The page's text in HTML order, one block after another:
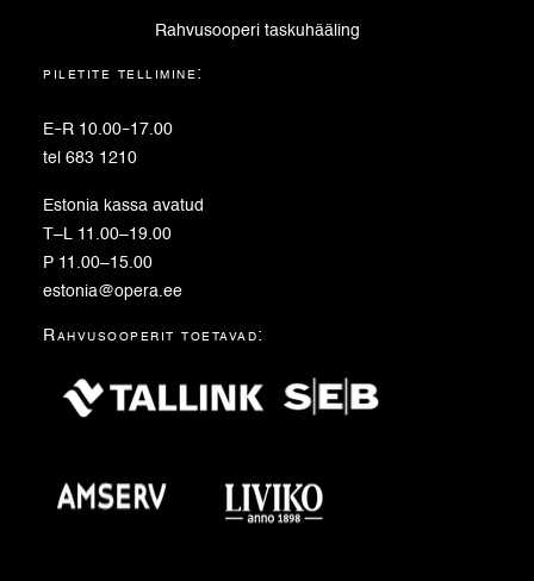
Rahvusooperi taskuhääling
piletite tellimine:
E–R 10.00–17.00
tel 683 1210
Estonia kassa avatud
T–L 11.00–19.00
P 11.00–15.00
estonia@opera.ee
Rahvusooperit toetavad: